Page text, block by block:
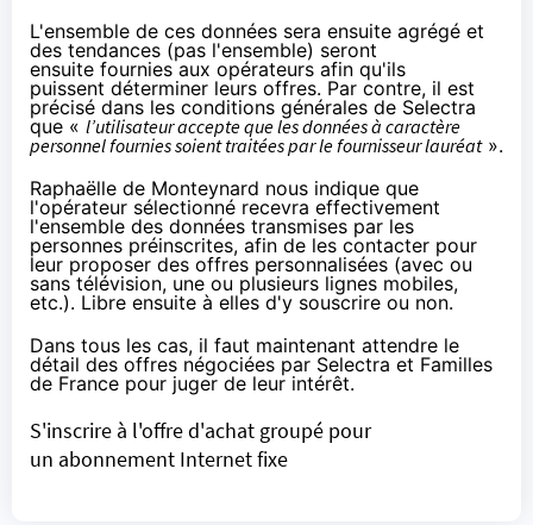
L'ensemble de ces données sera ensuite agrégé et
des tendances (pas l'ensemble) seront
ensuite fournies aux opérateurs afin qu'ils
puissent déterminer leurs offres. Par contre, il est
précisé dans les conditions générales de Selectra
que « l’utilisateur accepte que les données à caractère
personnel fournies soient traitées par le fournisseur lauréat».
Raphaëlle de Monteynard nous indique que
l'opérateur sélectionné recevra effectivement
l'ensemble des données transmises par les
personnes préinscrites, afin de les contacter pour
leur proposer des offres personnalisées (avec ou
sans télévision, une ou plusieurs lignes mobiles,
etc.). Libre ensuite à elles d'y souscrire ou non.
Dans tous les cas, il faut maintenant attendre le
détail des offres négociées par Selectra et Familles
de France pour juger de leur intérêt.
S'inscrire à l'offre d'achat groupé pour
un abonnement Internet fixe